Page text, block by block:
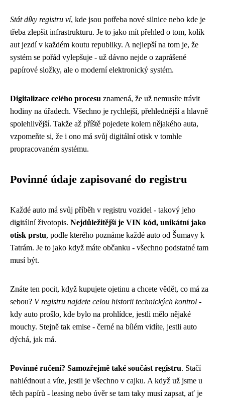
Stát díky registru ví, kde jsou potřeba nové silnice nebo kde je
třeba zlepšit infrastrukturu. Je to jako mít přehled o tom, kolik
aut jezdí v každém koutu republiky. A nejlepší na tom je, že
systém se pořád vylepšuje - už dávno nejde o zaprášené
papírové složky, ale o moderní elektronický systém.
Digitalizace celého procesu znamená, že už nemusíte trávit
hodiny na úřadech. Všechno je rychlejší, přehlednější a hlavně
spolehlivější. Takže až příště pojedete kolem nějakého auta,
vzpomeňte si, že i ono má svůj digitální otisk v tomhle
propracovaném systému.
Povinné údaje zapisované do registru
Každé auto má svůj příběh v registru vozidel - takový jeho
digitální životopis. Nejdůležitější je VIN kód, unikátní jako
otisk prstu, podle kterého poznáme každé auto od Šumavy k
Tatrám. Je to jako když máte občanku - všechno podstatné tam
musí být.
Znáte ten pocit, když kupujete ojetinu a chcete vědět, co má za
sebou? V registru najdete celou historii technických kontrol -
kdy auto prošlo, kde bylo na prohlídce, jestli mělo nějaké
mouchy. Stejně tak emise - černé na bílém vidíte, jestli auto
dýchá, jak má.
Povinné ručení? Samozřejmě také součást registru. Stačí
nahlédnout a víte, jestli je všechno v cajku. A když už jsme u
těch papírů - leasing nebo úvěr se tam taky musí zapsat, ať je